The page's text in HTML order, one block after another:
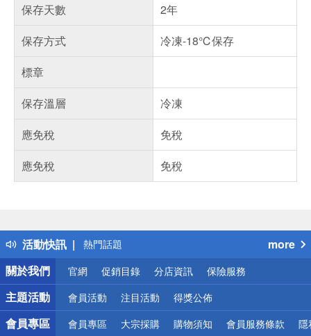
保存天數
2年
保存方式
冷凍-18℃保存
標章
保存溫層
冷凍
應免稅
免稅
應免稅
免稅
活動快訊
得獎公告
熱門話題
銀行優惠
偏遠地區配送
詐騙網頁！請小心！
more
關於我們
官網 促銷目錄 分店資訊 保險服務
主題活動 會員活動 注目活動 得獎公佈
會員專區 會員專區 大宗採購 購物須知 會員服務條款 隱